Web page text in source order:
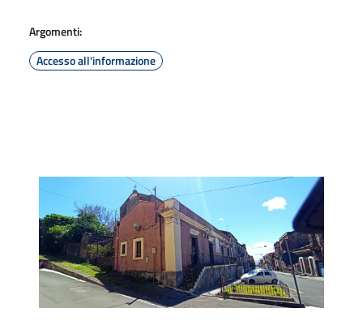
Argomenti:
Accesso all'informazione